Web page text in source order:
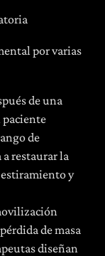
por varias
de una
paciente
de
restaurar la
estiramiento y
de masa
diseñan